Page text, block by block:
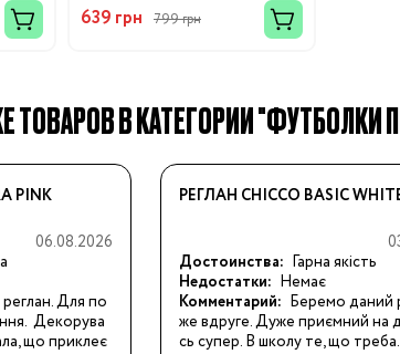
Бренды:
639 грн 799 грн
ТОВАРОВ В КАТЕГОРИИ "ФУТБОЛКИ
PINK
06.08.2026
Для по
Декорува
що приклеє
РЕГЛАН CHICCO BASIC
Достоинства: Гарна якість
Недостатки: Немає
Комментарий: Беремо даний
же вдруге. Дуже приємний на
сь супер. В школу те, що треба.